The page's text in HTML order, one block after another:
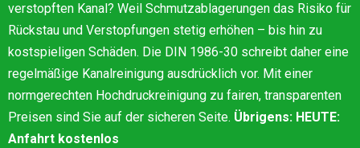
verstopften Kanal? Weil Schmutzablagerungen das Risiko für
Rückstau und Verstopfungen stetig erhöhen – bis hin zu
kostspieligen Schäden. Die DIN 1986-30 schreibt daher eine
regelmäßige Kanalreinigung ausdrücklich vor. Mit einer
normgerechten Hochdruckreinigung zu fairen, transparenten
Preisen sind Sie auf der sicheren Seite. Übrigens: HEUTE:
Anfahrt kostenlos